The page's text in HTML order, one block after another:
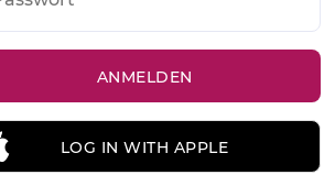
LOG IN WITH APPLE